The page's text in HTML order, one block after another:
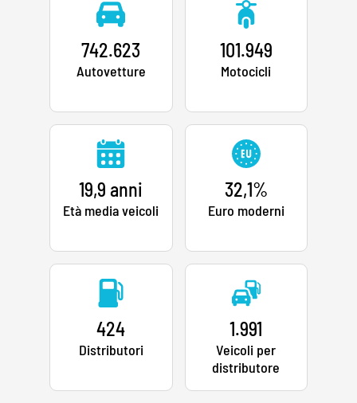
742.623
Autovetture
101.949
Motocicli
19,9 anni
Età media veicoli
32,1%
Euro moderni
424
Distributori
1.991
Veicoli per
distributore